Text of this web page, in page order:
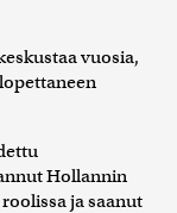
vuosia,
Hollannin
ja saanut